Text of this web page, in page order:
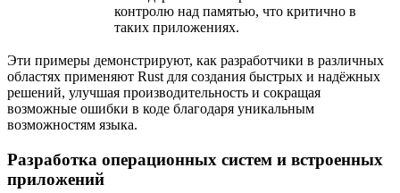
контролю над памятью, что критично в
таких приложениях.
Эти примеры демонстрируют, как разработчики в различных
областях применяют Rust для создания быстрых и надёжных
решений, улучшая производительность и сокращая
возможные ошибки в коде благодаря уникальным
возможностям языка.
Разработка операционных систем и встроенных
приложений